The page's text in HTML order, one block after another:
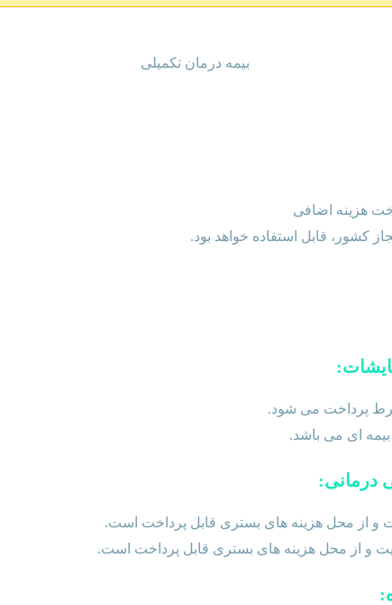
کشور، قابل استفاده خواهد بود.
پرداخت می شود.
ای می باشد.
و از محل هزینه های بستری قابل پرداخت است.
و از محل هزینه های بستری قابل پرداخت است.